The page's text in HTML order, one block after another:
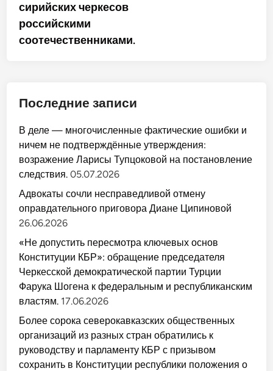
сирийских черкесов
российскими
соотечественниками.
Последние записи
В деле — многочисленные фактические ошибки и
ничем не подтверждённые утверждения:
возражение Ларисы Тупцоковой на постановление
следствия. 05.07.2026
Адвокаты сочли несправедливой отмену
оправдательного приговора Диане Ципиновой
26.06.2026
«Не допустить пересмотра ключевых основ
Конституции КБР»: обращение председателя
Черкесской демократической партии Турции
Фарука Шогена к федеральным и республиканским
властям. 17.06.2026
Более сорока северокавказских общественных
организаций из разных стран обратились к
руководству и парламенту КБР с призывом
сохранить в Конституции республики положения о